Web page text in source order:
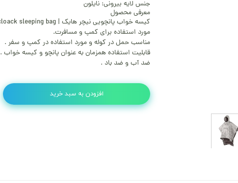
جنس لایه بیرونی: نایلون
معرفی محصول
کیسه خواب پانچویی نیچر هایک | cloack sleeping bag
مورد استفاده برای کمپ و مسافرت.
مناسب حمل در کوله و مورد استفاده در کمپ و سفر .
قابلیت استفاده همزمان به عنوان پانچو و کیسه خواب .
ضد آب و ضد باد .
افزودن به سبد خرید